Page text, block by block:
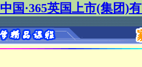
中国·365英国上市(集团)